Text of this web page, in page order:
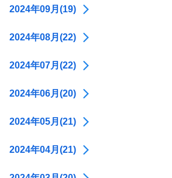
2024年09月(19)
2024年08月(22)
2024年07月(22)
2024年06月(20)
2024年05月(21)
2024年04月(21)